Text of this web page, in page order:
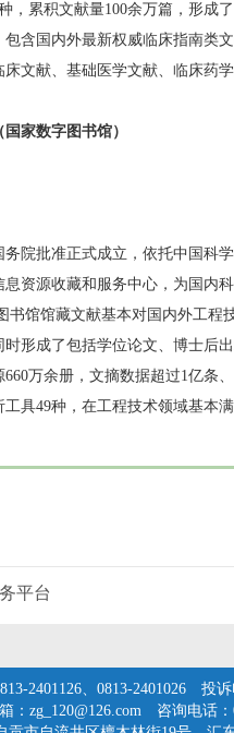
，累积文献量100余万篇，形成
含国内外最新权威临床指南类
文献、基础医学文献、临床药学
家数字图书馆）
务院批准正式成立，依托中国科
资源收藏和服务中心，为国内
馆馆藏文献基本对国内外工程
形成了包括学位论文、博士后
660万余册，文摘数据超过1亿条
具49种，在工程技术领域基本
平台
2401126、0813-2401026 投诉
：zg_120@126.com 咨询电话：